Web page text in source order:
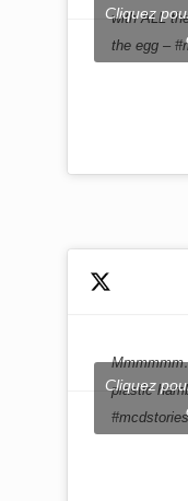
with ALL
the egg –
Cliquez
plastic
#mcdstories
Cliquez